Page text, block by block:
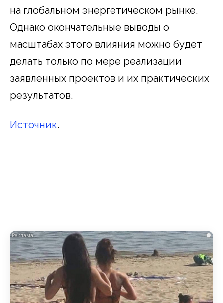
на глобальном энергетическом рынке.
Однако окончательные выводы о
масштабах этого влияния можно будет
делать только по мере реализации
заявленных проектов и их практических
результатов.
Источник.
i